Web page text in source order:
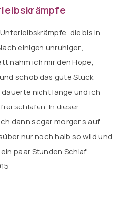
die bis in
einigen unruhigen,
nahm ich mir den Hope,
schob das gute Stück
nicht lange und ich
schlafen. In dieser
dann sogar morgens auf.
nur noch halb so wild und
paar Stunden Schlaf